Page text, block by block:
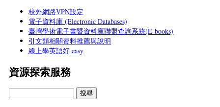
校外網路VPN設定
電子資料庫 (Electronic Databases)
臺灣學術電子書暨資料庫聯盟查詢系統(E-books)
引文類相關資料推薦與說明
線上學英語好 easy
資源探索服務